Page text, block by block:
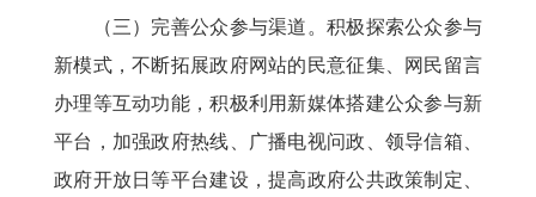
（三）完善公众参与渠道。积极探索公众参与
新模式，不断拓展政府网站的民意征集、网民留言
办理等互动功能，积极利用新媒体搭建公众参与新
平台，加强政府热线、广播电视问政、领导信箱、
政府开放日等平台建设，提高政府公共政策制定、